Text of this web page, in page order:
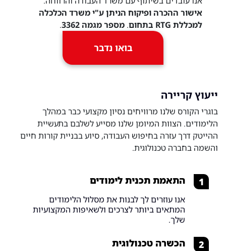
אישור ההכרה ופיקוח הניתן ע"י משרד הכלכלה
למכללת RTG בתחום
. מספר מגמה 3362 .
בואו נדבר
ייעוץ קריירה
בוגרי הקורס שלנו מרוויחים נסיון מקצועי כבר במהלך
הלימודים. הצוות המיומן שלנו מסייע לשלבם בתעשיית
ההייטק דרך עזרה בחיפוש העבודה, סיוע בבניית קורות חיים
והשמה בחברה טכנולוגית.
1 התאמת תכנית לימודים
אנו עוזרים לך לבנות את מסלול הלימודים
המתאים ביותר לצרכים ולשאיפות המקצועיות
שלך.
2 הכשרה טכנולוגית